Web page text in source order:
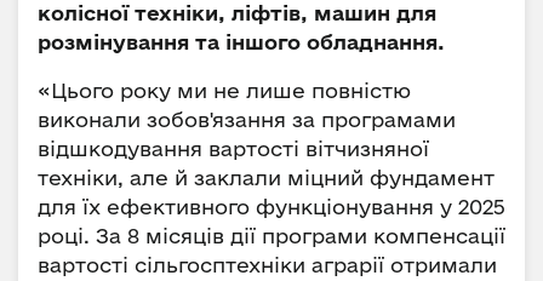
колісної техніки, ліфтів, машин для
розмінування та іншого обладнання.
«Цього року ми не лише повністю
виконали зобов'язання за програмами
відшкодування вартості вітчизняної
техніки, але й заклали міцний фундамент
для їх ефективного функціонування у 2025
році. За 8 місяців дії програми компенсації
вартості сільгосптехніки аграрії отримали